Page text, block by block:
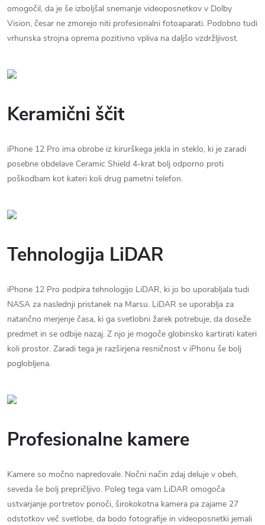
omogočil, da je še izboljšal snemanje videoposnetkov v Dolby
Vision, česar ne zmorejo niti profesionalni fotoaparati. Podobno tudi
vrhunska strojna oprema pozitivno vpliva na daljšo vzdržljivost.
Keramični ščit
iPhone 12 Pro ima obrobe iz kirurškega jekla in steklo, ki je zaradi
posebne obdelave Ceramic Shield 4-krat bolj odporno proti
poškodbam kot kateri koli drug pametni telefon.
Tehnologija LiDAR
iPhone 12 Pro podpira tehnologijo LiDAR, ki jo bo uporabljala tudi
NASA za naslednji pristanek na Marsu. LiDAR se uporablja za
natančno merjenje časa, ki ga svetlobni žarek potrebuje, da doseže
predmet in se odbije nazaj. Z njo je mogoče globinsko kartirati kateri
koli prostor. Zaradi tega je razširjena resničnost v iPhonu še bolj
poglobljena.
Profesionalne kamere
Kamere so močno napredovale. Nočni način zdaj deluje v obeh,
seveda še bolj prepričljivo. Poleg tega vam LiDAR omogoča
ustvarjanje portretov ponoči, širokokotna kamera pa zajame 27
odstotkov več svetlobe, da bodo fotografije in videoposnetki jemali